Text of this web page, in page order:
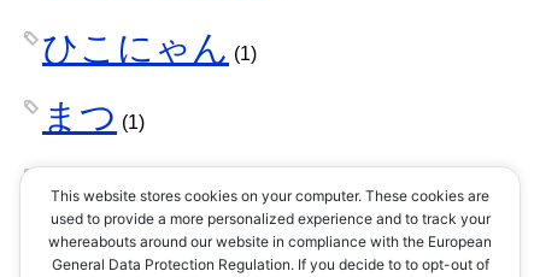
ひこにゃん (1)
まつ (1)
アレッサンドロ・ヴァリニ
ャーノ(1)
This website stores cookies on your computer. These cookies are
used to provide a more personalized experience and to track your
whereabouts around our website in compliance with the European
General Data Protection Regulation. If you decide to to opt-out of